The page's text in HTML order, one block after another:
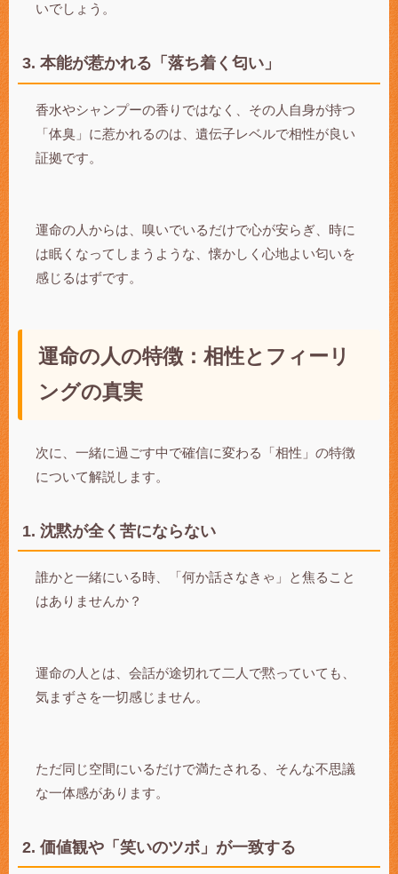
いでしょう。
3. 本能が惹かれる「落ち着く匂い」
香水やシャンプーの香りではなく、その人自身が持つ
「体臭」に惹かれるのは、遺伝子レベルで相性が良い
証拠です。
運命の人からは、嗅いでいるだけで心が安らぎ、時に
は眠くなってしまうような、懐かしく心地よい匂いを
感じるはずです。
運命の人の特徴：相性とフィーリ
ングの真実
次に、一緒に過ごす中で確信に変わる「相性」の特徴
について解説します。
1. 沈黙が全く苦にならない
誰かと一緒にいる時、「何か話さなきゃ」と焦ること
はありませんか？
運命の人とは、会話が途切れて二人で黙っていても、
気まずさを一切感じません。
ただ同じ空間にいるだけで満たされる、そんな不思議
な一体感があります。
2. 価値観や「笑いのツボ」が一致する